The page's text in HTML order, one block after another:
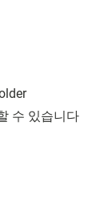
수 있습니다